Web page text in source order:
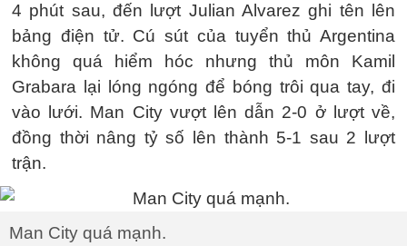
4 phút sau, đến lượt Julian Alvarez ghi tên lên
bảng điện tử. Cú sút của tuyển thủ Argentina
không quá hiểm hóc nhưng thủ môn Kamil
Grabara lại lóng ngóng để bóng trôi qua tay, đi
vào lưới. Man City vượt lên dẫn 2-0 ở lượt về,
đồng thời nâng tỷ số lên thành 5-1 sau 2 lượt
trận.
Man City quá mạnh.